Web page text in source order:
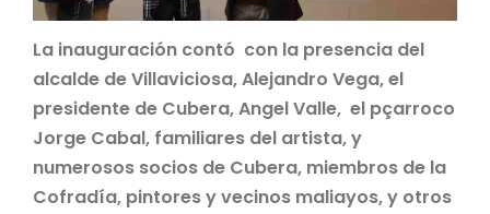
La inauguración contó con la presencia del
alcalde de Villaviciosa, Alejandro Vega, el
presidente de Cubera, Angel Valle, el pçarroco
Jorge Cabal, familiares del artista, y
numerosos socios de Cubera, miembros de la
Cofradía, pintores y vecinos maliayos, y otros